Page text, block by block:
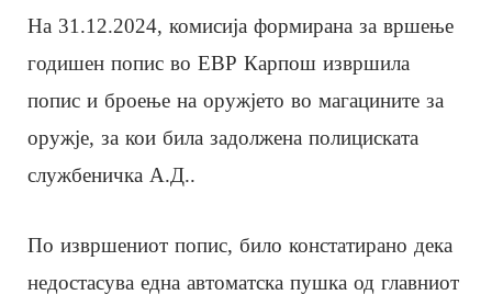
На 31.12.2024, комисија формирана за вршење
годишен попис во ЕВР Карпош извршила
попис и броење на оружјето во магацините за
оружје, за кои била задолжена полициската
службеничка А.Д..
По извршениот попис, било констатирано дека
недостасува една автоматска пушка од главниот